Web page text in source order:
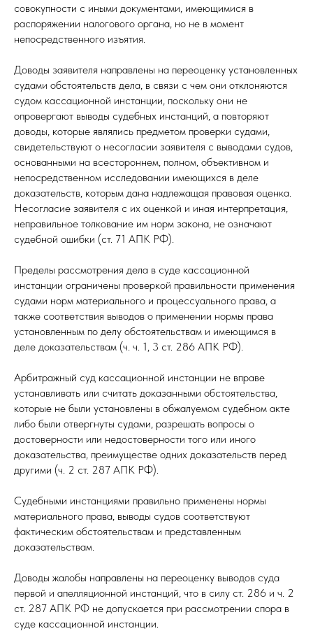
совокупности с иными документами, имеющимися в
распоряжении налогового органа, но не в момент
непосредственного изъятия.
Доводы заявителя направлены на переоценку установленных
судами обстоятельств дела, в связи с чем они отклоняются
судом кассационной инстанции, поскольку они не
опровергают выводы судебных инстанций, а повторяют
доводы, которые являлись предметом проверки судами,
свидетельствуют о несогласии заявителя с выводами судов,
основанными на всестороннем, полном, объективном и
непосредственном исследовании имеющихся в деле
доказательств, которым дана надлежащая правовая оценка.
Несогласие заявителя с их оценкой и иная интерпретация,
неправильное толкование им норм закона, не означают
судебной ошибки (ст. 71 АПК РФ).
Пределы рассмотрения дела в суде кассационной
инстанции ограничены проверкой правильности применения
судами норм материального и процессуального права, а
также соответствия выводов о применении нормы права
установленным по делу обстоятельствам и имеющимся в
деле доказательствам (ч. ч. 1, 3 ст. 286 АПК РФ).
Арбитражный суд кассационной инстанции не вправе
устанавливать или считать доказанными обстоятельства,
которые не были установлены в обжалуемом судебном акте
либо были отвергнуты судами, разрешать вопросы о
достоверности или недостоверности того или иного
доказательства, преимуществе одних доказательств перед
другими (ч. 2 ст. 287 АПК РФ).
Судебными инстанциями правильно применены нормы
материального права, выводы судов соответствуют
фактическим обстоятельствам и представленным
доказательствам.
Доводы жалобы направлены на переоценку выводов суда
первой и апелляционной инстанций, что в силу ст. 286 и ч. 2
ст. 287 АПК РФ не допускается при рассмотрении спора в
суде кассационной инстанции.